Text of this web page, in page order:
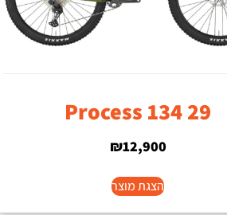
Process 134 29
₪12,900
הצגת מוצר